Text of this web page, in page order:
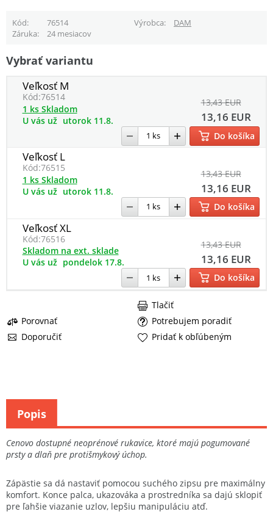
Kód 76514 Výrobca
DAM
Záruka
24 mesiacov
Vybrať variantu
Veľkosť M
Kód:76514 13,43 EUR
13,16 EUR
1 ks Skladom
U vás už utorok 11.8.
Do košíka
Veľkosť L
Kód:76515 13,43 EUR
13,16 EUR
1 ks Skladom
U vás už utorok 11.8.
Do košíka
Veľkosť XL
Kód:76516 13,43 EUR
13,16 EUR
Skladom na ext. sklade
U vás už pondelok 17.8.
Do košíka
Porovnať
Potrebujem poradiť
Doporučiť
Tlačiť
Pridať k obľúbeným
Cenovo dostupné neoprénové rukavice, ktoré majú pogumované
prsty a dlaň pre protišmykový úchop.
Zápästie sa dá nastaviť pomocou suchého zipsu pre maximálny
komfort. Konce palca, ukazováka a prostredníka sa dajú sklopiť
pre ľahšie viazanie uzlov, lepšiu manipuláciu atď.
Popis